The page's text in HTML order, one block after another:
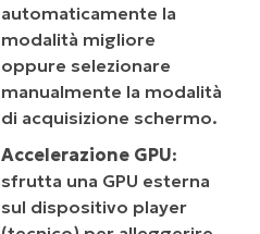
automaticamente la
modalità migliore
oppure selezionare
manualmente la modalità
di acquisizione schermo.
Accelerazione GPU:
sfrutta una GPU esterna
sul dispositivo player